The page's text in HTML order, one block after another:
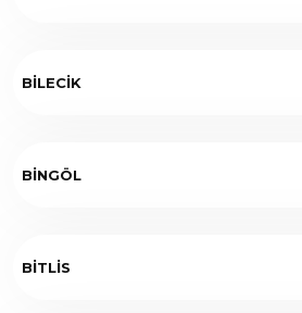
BİLECİK
BİNGÖL
BİTLİS